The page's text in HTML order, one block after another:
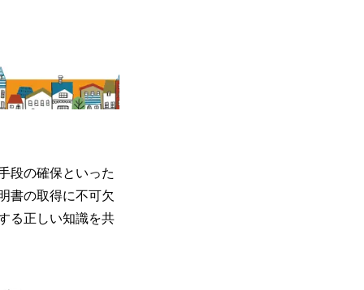
段の確保といった
書の取得に不可欠
る正しい知識を共